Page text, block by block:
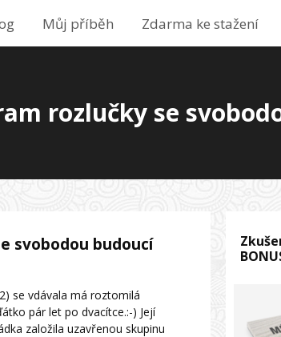
Můj příběh Zdarma ke stažení
rozlučky se
svobodou budoucí
se vdávala má roztomilá
pár let po dvacítce.:-) Její
založila uzavřenou skupinu